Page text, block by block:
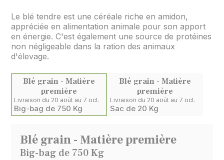
Le blé tendre est une céréale riche en amidon,
appréciée en alimentation animale pour son apport
en énergie. C'est également une source de protéines
non négligeable dans la ration des animaux
d'élevage.
Blé grain - Matière
première
Livraison du 20 août au 7 oct.
Big-bag de 750 Kg
Blé grain - Matière
première
Livraison du 20 août au 7 oct.
Sac de 20 Kg
Blé grain - Matière première
Big-bag de 750 Kg